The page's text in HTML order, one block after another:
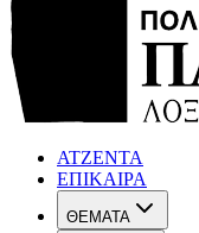
ΑΤΖΕΝΤΑ
ΕΠΙΚΑΙΡΑ
ΘΕΜΑΤΑ